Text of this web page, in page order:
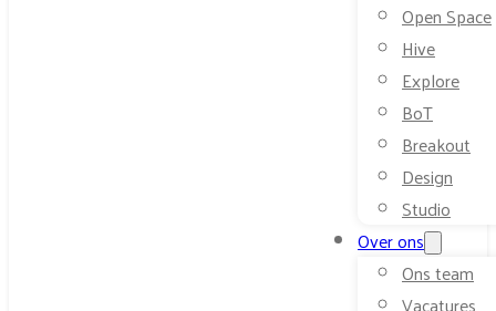
Open Space
Hive
Explore
BoT
Breakout
Design
Studio
Over ons
Ons team